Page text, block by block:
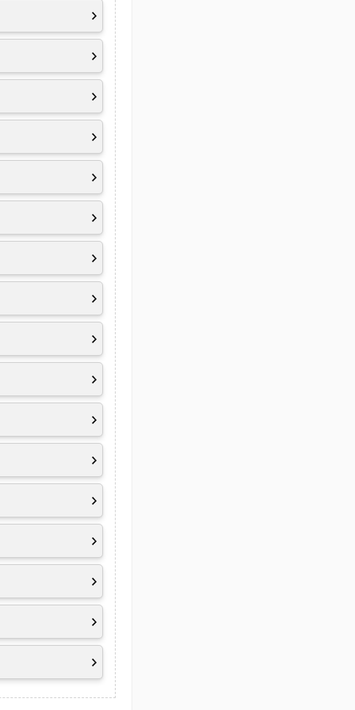
microphone
Certified 9.0,
Minuten)
z. B. der